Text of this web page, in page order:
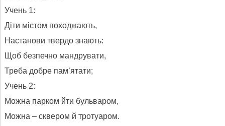
Учень 1:
Діти містом походжають,
Настанови твердо знають:
Щоб безпечно мандрувати,
Треба добре пам’ятати;
Учень 2:
Можна парком йти бульваром,
Можна – сквером й тротуаром.